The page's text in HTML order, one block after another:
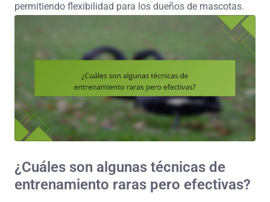
permitiendo flexibilidad para los dueños de mascotas.
¿Cuáles son algunas técnicas de
entrenamiento raras pero efectivas?